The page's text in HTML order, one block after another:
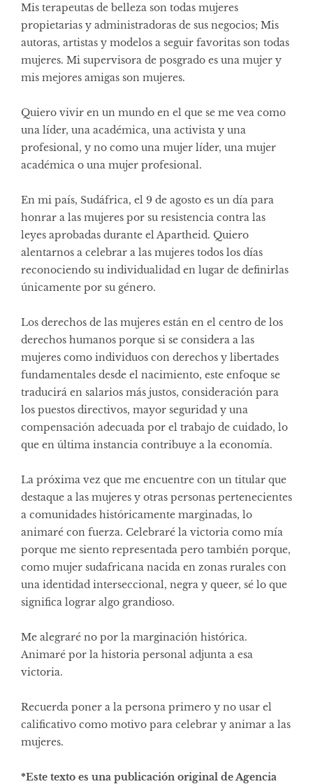
Mis terapeutas de belleza son todas mujeres
propietarias y administradoras de sus negocios; Mis
autoras, artistas y modelos a seguir favoritas son todas
mujeres. Mi supervisora ​​de posgrado es una mujer y
mis mejores amigas son mujeres.
Quiero vivir en un mundo en el que se me vea como
una líder, una académica, una activista y una
profesional, y no como una mujer líder, una mujer
académica o una mujer profesional.
En mi país, Sudáfrica, el 9 de agosto es un día para
honrar a las mujeres por su resistencia contra las
leyes aprobadas durante el Apartheid. Quiero
alentarnos a celebrar a las mujeres todos los días
reconociendo su individualidad en lugar de definirlas
únicamente por su género.
Los derechos de las mujeres están en el centro de los
derechos humanos porque si se considera a las
mujeres como individuos con derechos y libertades
fundamentales desde el nacimiento, este enfoque se
traducirá en salarios más justos, consideración para
los puestos directivos, mayor seguridad y una
compensación adecuada por el trabajo de cuidado, lo
que en última instancia contribuye a la economía.
La próxima vez que me encuentre con un titular que
destaque a las mujeres y otras personas pertenecientes
a comunidades históricamente marginadas, lo
animaré con fuerza. Celebraré la victoria como mía
porque me siento representada pero también porque,
como mujer sudafricana nacida en zonas rurales con
una identidad interseccional, negra y queer, sé lo que
significa lograr algo grandioso.
Me alegraré no por la marginación histórica.
Animaré por la historia personal adjunta a esa
victoria.
Recuerda poner a la persona primero y no usar el
calificativo como motivo para celebrar y animar a las
mujeres.
*Este texto es una publicación original de Agencia